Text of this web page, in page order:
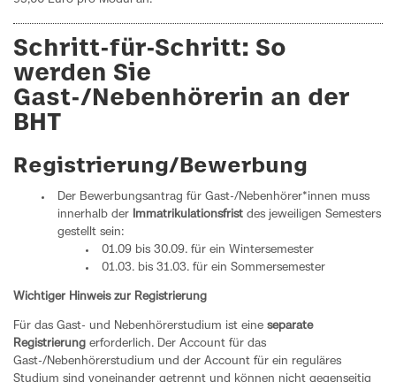
Schritt-für-Schritt: So
werden Sie
Gast-/Nebenhörerin an der
BHT
Registrierung/Bewerbung
Der Bewerbungsantrag für Gast-/Nebenhörer*innen muss
innerhalb der
Immatrikulationsfrist des jeweiligen Semesters
gestellt sein:
01.09 bis 30.09. für ein Wintersemester
01.03. bis 31.03. für ein Sommersemester
Wichtiger Hinweis zur Registrierung
Für das Gast- und Nebenhörerstudium ist eine separate
Registrierung erforderlich. Der Account für das
Gast-/Nebenhörerstudium und der Account für ein reguläres
Studium sind voneinander getrennt und können nicht gegenseitig